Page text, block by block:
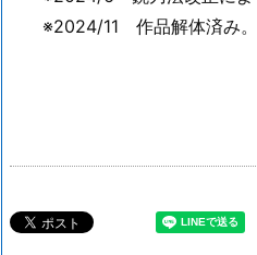
※2024/11 作品解体済み。